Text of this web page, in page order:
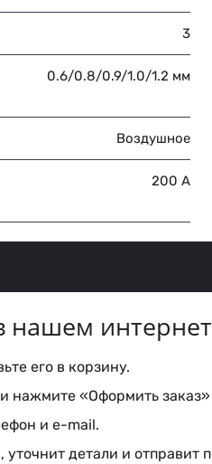
3
0.6/0.8/0.9/1.0/1.2 мм
Воздушное
200 А
нашем
его в корзину.
нажмите «Оформить
и e-mail.
детали и отправит